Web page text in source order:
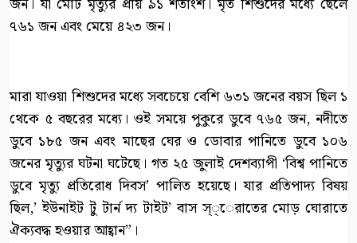
৭৬১ জন এবং মেয়ে ৪২৩ জন।
মারা যাওয়া শিশুদের মধ্যে সবচেয়ে বেশি ৬৩১ জনের বয়স ছিল ১
থেকে ৫ বছরের মধ্যে। ওই সময়ে পুকুরে ডুবে ৭৬৫ জন, নদীতে
ডুবে ১৮৫ জন এবং মাছের ঘের ও ডোবার পানিতে ডুবে ১০৬
জনের মৃত্যুর ঘটনা ঘটেছে। গত ২৫ জুলাই দেশব্যাপী ‘বিশ্ব পানিতে
ডুবে মৃত্যু প্রতিরোধ দিবস’ পালিত হয়েছে। যার প্রতিপাদ্য বিষয়
ছিল,’ ইউনাইট টু টার্ন দ্য টাইট’ বাস স্্েরাতের মোড় ঘোরাতে
ঐক্যবদ্ধ হওয়ার আহ্বান”।